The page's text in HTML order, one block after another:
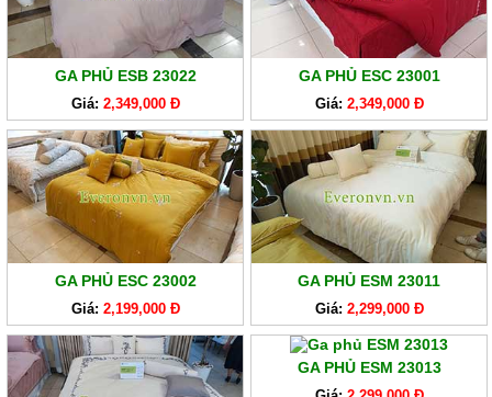
GA PHỦ ESB 23022
Giá: 2,349,000 Đ
GA PHỦ ESC 23001
Giá: 2,349,000 Đ
GA PHỦ ESC 23002
Giá: 2,199,000 Đ
GA PHỦ ESM 23011
Giá: 2,299,000 Đ
GA PHỦ ESM 23013